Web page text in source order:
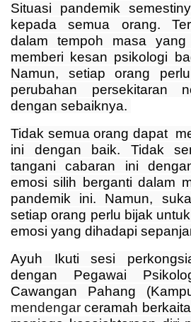
Situasi pandemik
kepada semua orang.
dalam tempoh masa yang
memberi kesan psikologi
Namun, setiap orang
perubahan persekitaran
dengan sebaiknya.
Tidak semua orang dapat
ini dengan baik. Tidak
tangani cabaran ini
emosi silih berganti dalam
pandemik ini. Namun,
setiap orang perlu bijak
emosi yang dihadapi
Ayuh Ikuti sesi
dengan Pegawai
Cawangan Pahang
mendengar ceramah